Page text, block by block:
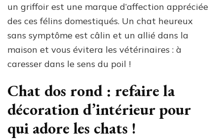
un griffoir est une marque d’affection appréciée
des ces félins domestiqués. Un chat heureux
sans symptôme est câlin et un allié dans la
maison et vous évitera les vétérinaires : à
caresser dans le sens du poil !
Chat dos rond : refaire la
décoration d’intérieur pour
qui adore les chats !